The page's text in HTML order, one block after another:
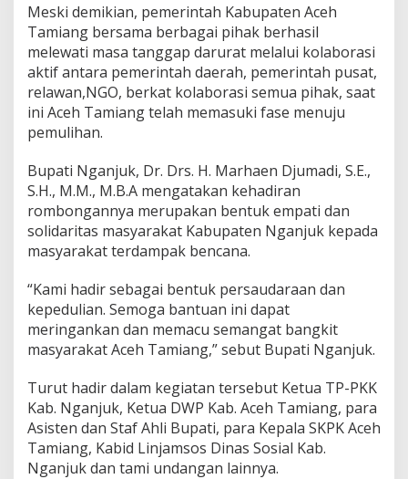
Meski demikian, pemerintah Kabupaten Aceh
Tamiang bersama berbagai pihak berhasil
melewati masa tanggap darurat melalui kolaborasi
aktif antara pemerintah daerah, pemerintah pusat,
relawan,NGO, berkat kolaborasi semua pihak, saat
ini Aceh Tamiang telah memasuki fase menuju
pemulihan.
Bupati Nganjuk, Dr. Drs. H. Marhaen Djumadi, S.E.,
S.H., M.M., M.B.A mengatakan kehadiran
rombongannya merupakan bentuk empati dan
solidaritas masyarakat Kabupaten Nganjuk kepada
masyarakat terdampak bencana.
“Kami hadir sebagai bentuk persaudaraan dan
kepedulian. Semoga bantuan ini dapat
meringankan dan memacu semangat bangkit
masyarakat Aceh Tamiang,” sebut Bupati Nganjuk.
Turut hadir dalam kegiatan tersebut Ketua TP-PKK
Kab. Nganjuk, Ketua DWP Kab. Aceh Tamiang, para
Asisten dan Staf Ahli Bupati, para Kepala SKPK Aceh
Tamiang, Kabid Linjamsos Dinas Sosial Kab.
Nganjuk dan tami undangan lainnya.